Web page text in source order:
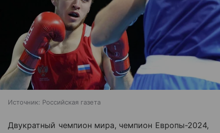
Источник: Российская газета
Двукратный чемпион мира, чемпион Европы-2024,